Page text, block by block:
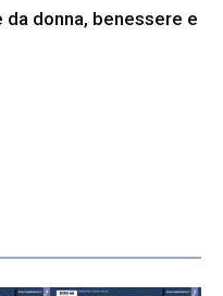
donna, benessere e